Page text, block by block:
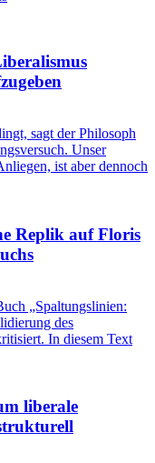
sagt der Philosoph
Unser
ist aber dennoch
Replik auf Floris
„Spaltungslinien:
des
In diesem Text
liberale